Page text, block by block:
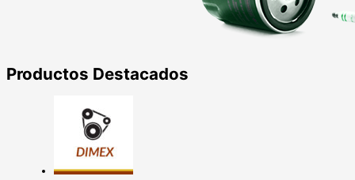
Productos Destacados